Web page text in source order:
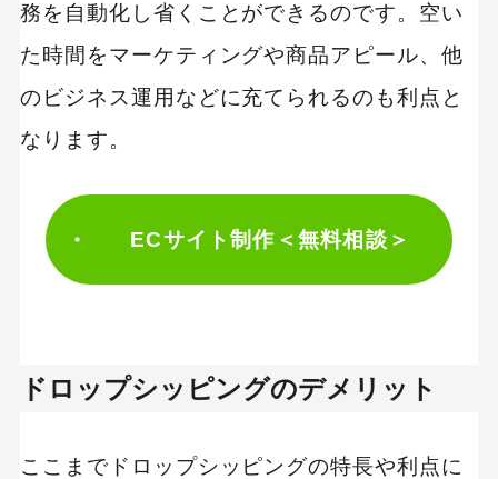
調査レポート
務を自動化し省くことができるのです。空い
た時間をマーケティングや商品アピール、他
のビジネス運用などに充てられるのも利点と
なります。
ECサイト制作＜無料相談＞
ドロップシッピングのデメリット
ここまでドロップシッピングの特長や利点に